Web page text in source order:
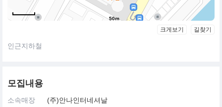
50m
크게보기 길찾기
인근지하철
모집내용
소속매장 (주)안나인터네셔날